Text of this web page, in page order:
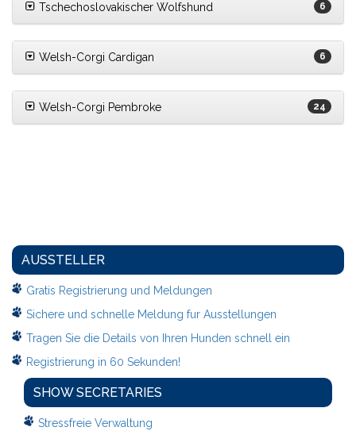
Tschechoslovakischer Wolfshund 6
Welsh-Corgi Cardigan 6
Welsh-Corgi Pembroke 24
AUSSTELLER
Gratis Registrierung und Meldungen
Sichere und schnelle Meldung fur Ausstellungen
Tragen Sie die Details von Ihren Hunden schnell ein
Registrierung in 60 Sekunden!
SHOW SECRETARIES
Stressfreie Verwaltung